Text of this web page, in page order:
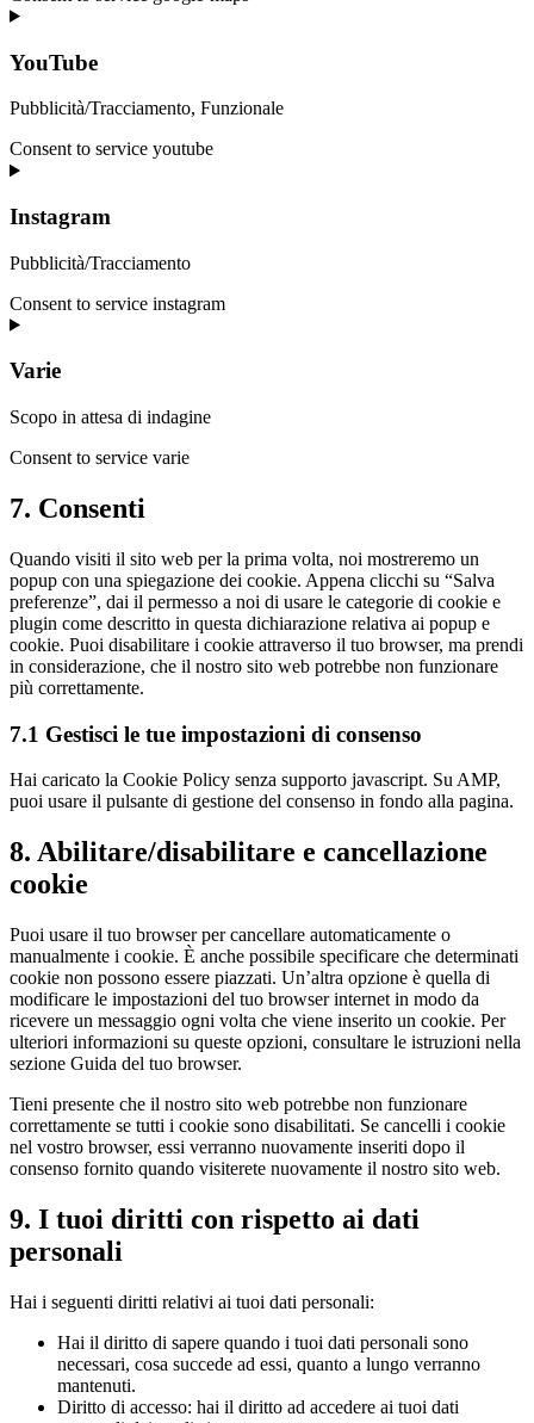
YouTube
Pubblicità/Tracciamento, Funzionale
Consent to service youtube
Instagram
Pubblicità/Tracciamento
Consent to service instagram
Varie
Scopo in attesa di indagine
Consent to service varie
7. Consenti
Quando visiti il sito web per la prima volta, noi mostreremo un
popup con una spiegazione dei cookie. Appena clicchi su “Salva
preferenze”, dai il permesso a noi di usare le categorie di cookie e
plugin come descritto in questa dichiarazione relativa ai popup e
cookie. Puoi disabilitare i cookie attraverso il tuo browser, ma prendi
in considerazione, che il nostro sito web potrebbe non funzionare
più correttamente.
7.1 Gestisci le tue impostazioni di consenso
Hai caricato la Cookie Policy senza supporto javascript. Su AMP,
puoi usare il pulsante di gestione del consenso in fondo alla pagina.
8. Abilitare/disabilitare e cancellazione
cookie
Puoi usare il tuo browser per cancellare automaticamente o
manualmente i cookie. È anche possibile specificare che determinati
cookie non possono essere piazzati. Un’altra opzione è quella di
modificare le impostazioni del tuo browser internet in modo da
ricevere un messaggio ogni volta che viene inserito un cookie. Per
ulteriori informazioni su queste opzioni, consultare le istruzioni nella
sezione Guida del tuo browser.
Tieni presente che il nostro sito web potrebbe non funzionare
correttamente se tutti i cookie sono disabilitati. Se cancelli i cookie
nel vostro browser, essi verranno nuovamente inseriti dopo il
consenso fornito quando visiterete nuovamente il nostro sito web.
9. I tuoi diritti con rispetto ai dati
personali
Hai i seguenti diritti relativi ai tuoi dati personali:
Hai il diritto di sapere quando i tuoi dati personali sono
necessari, cosa succede ad essi, quanto a lungo verranno
mantenuti.
Diritto di accesso: hai il diritto ad accedere ai tuoi dati